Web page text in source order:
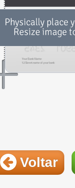
Voltar